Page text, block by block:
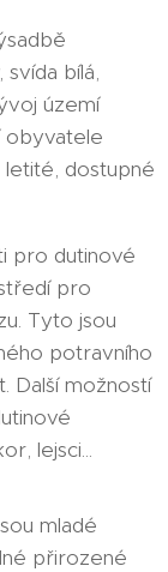
bílá,
území
obyvatele
letité, dostupné
pro dutinové
pro
Tyto jsou
potravního
Další možností
lejsci...
mladé
přirozené